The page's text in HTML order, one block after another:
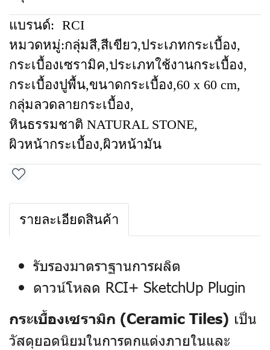
แบรนด์: RCI
หมวดหมู่:กลุ่มสี,สีเขียว,ประเภทกระเบื้อง,
กระเบื้องเซรามิค,ประเภทใช้งานกระเบื้อง,
กระเบื้องปูพื้น,ขนาดกระเบื้อง,60 x 60 cm,
กลุ่มลวดลายกระเบื้อง,
หินธรรมชาติ NATURAL STONE,
ผิวหน้ากระเบื้อง,ผิวหน้ามัน
รายละเอียดสินค้า
รับรองมาตราฐานการผลิต
ดาวน์โหลด RCI+ SketchUp Plugin
กระเบื้องเซรามิก (Ceramic Tiles) เป็น
วัสดุยอดนิยมในการตกแต่งภายในและ